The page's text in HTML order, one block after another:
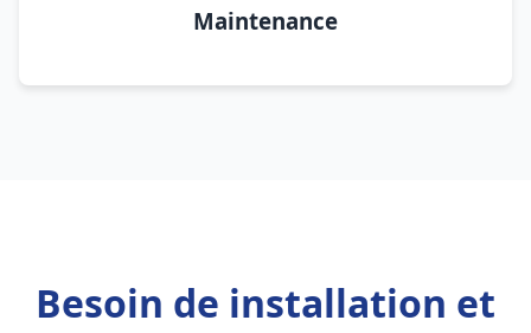
Maintenance
Besoin de installation et